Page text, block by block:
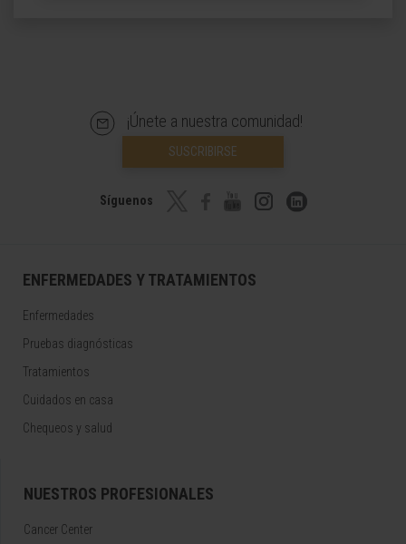
¡Únete a nuestra comunidad!
SUSCRIBIRSE
Síguenos
ENFERMEDADES Y TRATAMIENTOS
Enfermedades
Pruebas diagnósticas
Tratamientos
Cuidados en casa
Chequeos y salud
NUESTROS PROFESIONALES
Cancer Center